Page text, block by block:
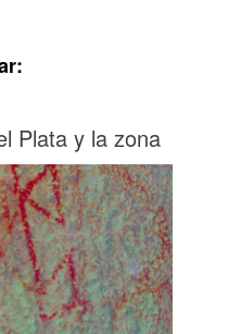
Plata y la zona